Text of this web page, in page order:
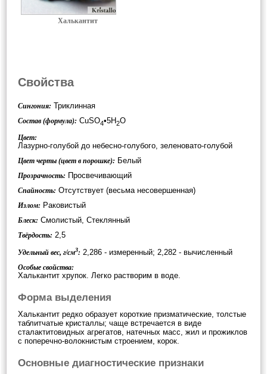
Халькантит
Свойства
Сингония: Триклинная
Состав (формула): CuSO4•5H2O
Цвет:
Лазурно-голубой до небесно-голубого, зеленовато-голубой
Цвет черты (цвет в порошке): Белый
Прозрачность: Просвечивающий
Спайность: Отсутствует (весьма несовершенная)
Излом: Раковистый
Блеск: Смолистый, Стеклянный
Твёрдость: 2,5
Удельный вес, г/см3: 2,286 - измеренный; 2,282 - вычисленный
Особые свойства:
Халькантит хрупок. Легко растворим в воде.
Форма выделения
Халькантит редко образует короткие призматические, толстые
таблитчатые кристаллы; чаще встречается в виде
сталактитовидных агрегатов, натечных масс, жил и прожиклов
с поперечно-волокнистым строением, корок.
Основные диагностические признаки